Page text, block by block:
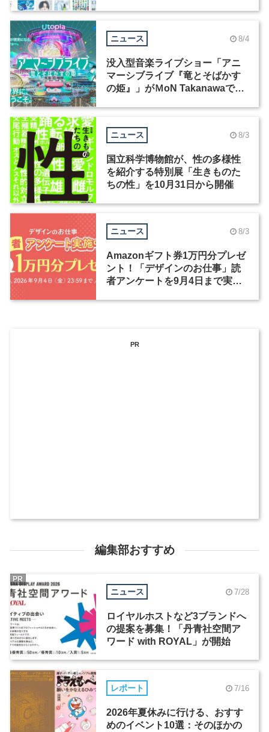
ニュース 8/4
没入型音楽ライブショー「アニ
マーシブライブ『竜とそばかす
の姫』」がＭoN Takanawaで開
ニュース 8/3
国立科学博物館が、性の多様性
を紹介する特別展「生きものた
ちの性」を10月31日から開催
ニュース 8/3
Amazonギフト券1万円分プレゼ
ント！「デザインのお仕事」読
者アンケートを9月4日まで実施
PR
編集部おすすめ
ニュース 7/28
ロイヤルホストなど3ブランドへ
の提案を募集！「丹青社空間ア
ワード with ROYAL」が開始
PR
レポート 7/16
2026年夏休みに行ける、おすす
めのイベント10選：そのほかの